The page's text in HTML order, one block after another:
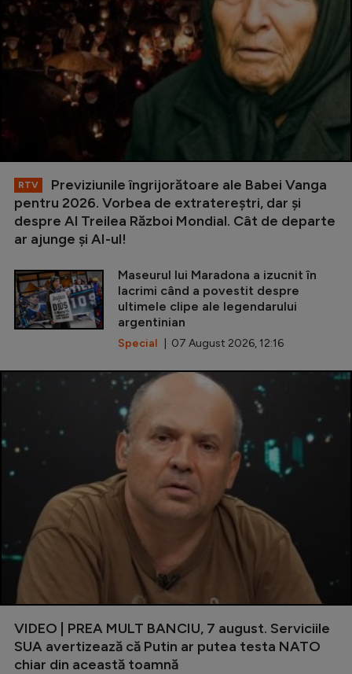
RTV
Previziunile îngrijorătoare ale Babei Vanga
pentru 2026. Vorbea de extratereștri, dar și
despre Al Treilea Război Mondial. Cât de departe
ar ajunge și AI-ul!
Maseurul lui Maradona a izucnit în
lacrimi când a povestit despre
ultimele clipe ale legendarului
argentinian
Special | 07 August 2026, 12:16
VIDEO | PREA MULT BANCIU, 7 august. Serviciile
SUA avertizează că Putin ar putea testa NATO
chiar din această toamnă